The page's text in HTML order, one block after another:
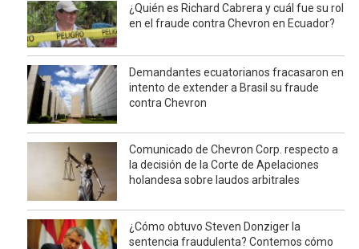
¿Quién es Richard Cabrera y cuál fue su rol
en el fraude contra Chevron en Ecuador?
Demandantes ecuatorianos fracasaron en
intento de extender a Brasil su fraude
contra Chevron
Comunicado de Chevron Corp. respecto a
la decisión de la Corte de Apelaciones
holandesa sobre laudos arbitrales
¿Cómo obtuvo Steven Donziger la
sentencia fraudulenta? Contemos cómo